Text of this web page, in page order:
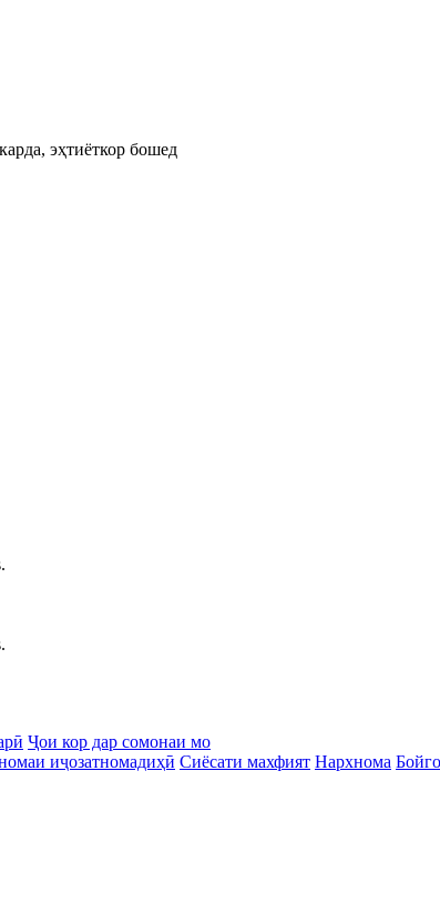
эҳтиёткор бошед
Ҷои кор дар сомонаи мо
иҷозатномадиҳӣ Сиёсати махфият Нархнома